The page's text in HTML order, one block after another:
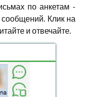
по анкетам -
Клик на
и отвечайте.